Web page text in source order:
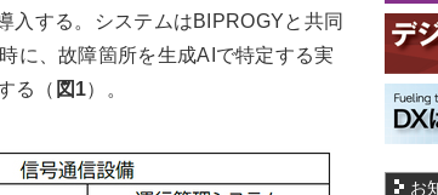
入する。システムはBIPROGYと共同
に、故障箇所を生成AIで特定する実
る（ 図1）。
お